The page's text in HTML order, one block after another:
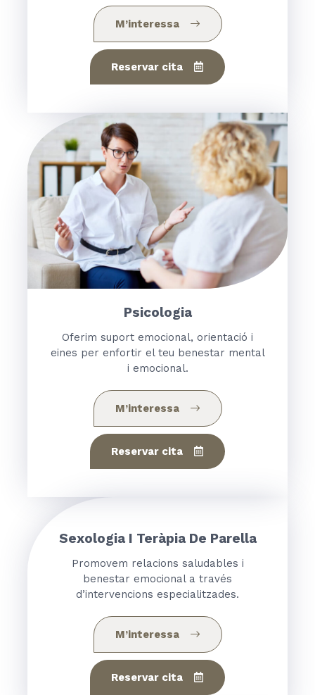
M’interessa
Reservar cita
Psicologia
Oferim suport emocional, orientació i
eines per enfortir el teu benestar mental
i emocional.
M’interessa
Reservar cita
Sexologia I Teràpia De Parella
Promovem relacions saludables i
benestar emocional a través
d’intervencions especialitzades.
M’interessa
Reservar cita